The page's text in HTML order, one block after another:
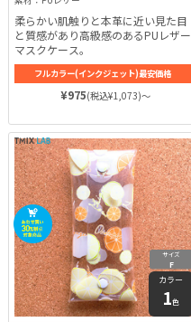
柔らかい肌触りと本革に近い見た目
と質感があり高級感のあるPUレザー
マスクケース。
フルカラー(インクジェット)最安価格
¥975(税込¥1,073)～
サイズ
F
カラー
1色